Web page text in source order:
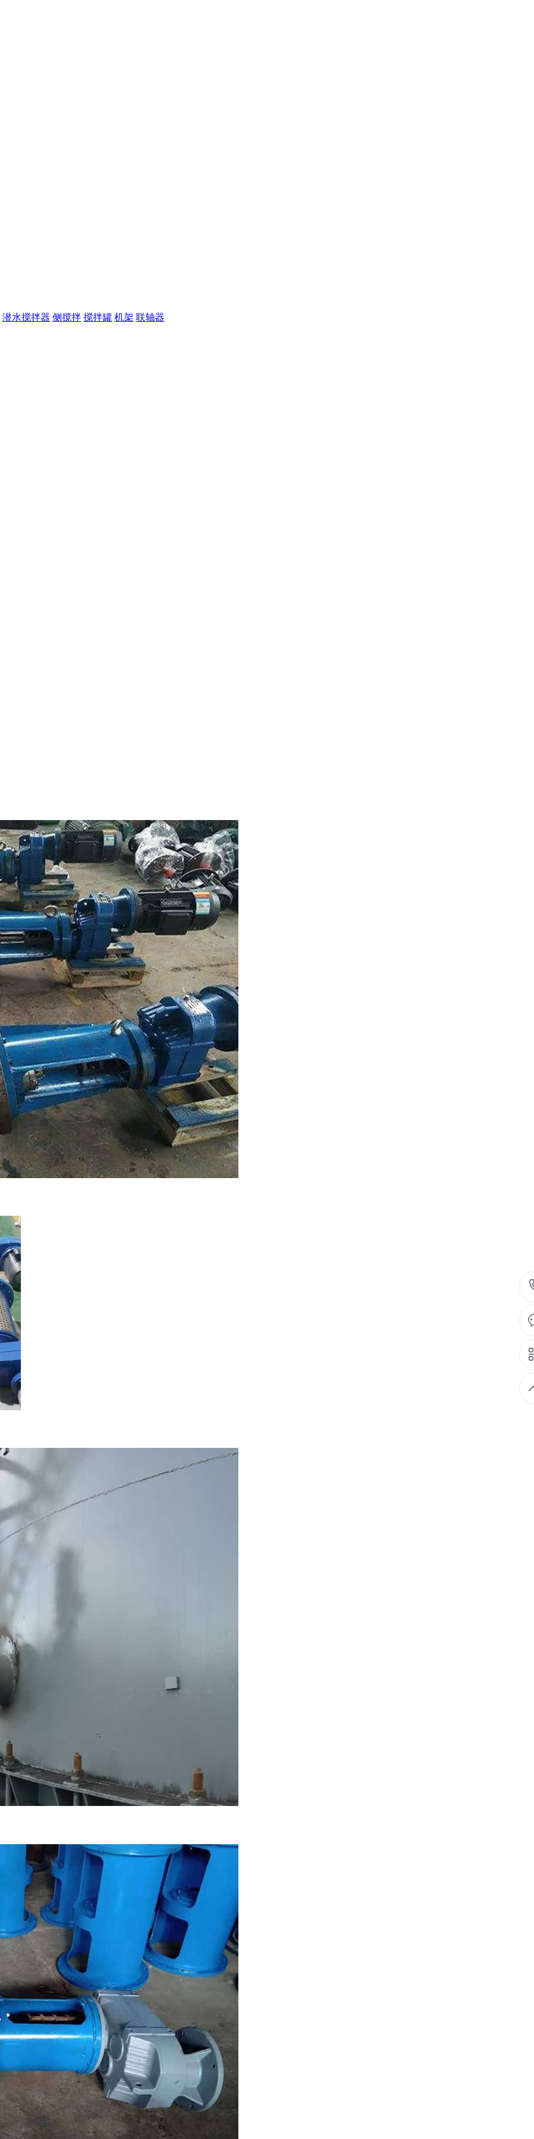
潜水搅拌器 侧搅拌 搅拌罐 机架 联轴器